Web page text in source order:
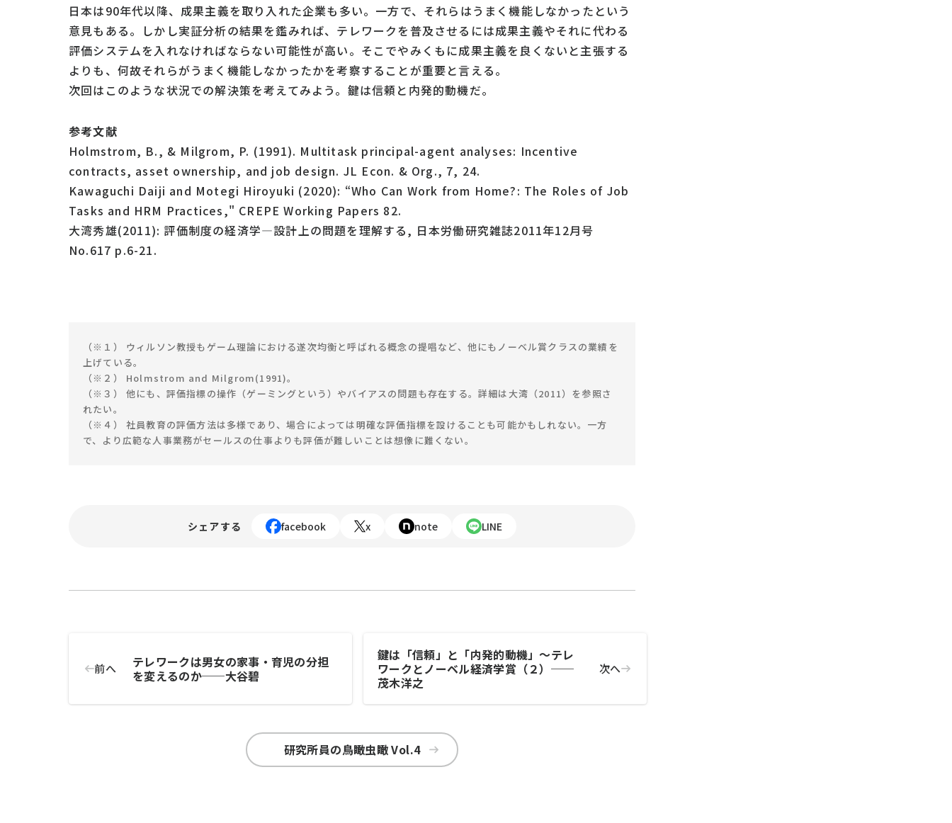
日本は90年代以降、成果主義を取り入れた企業も多い。一方で、それらはうまく機能しなかったという
意見もある。しかし実証分析の結果を鑑みれば、テレワークを普及させるには成果主義やそれに代わる
評価システムを入れなければならない可能性が高い。そこでやみくもに成果主義を良くないと主張する
よりも、何故それらがうまく機能しなかったかを考察することが重要と言える。
次回はこのような状況での解決策を考えてみよう。鍵は信頼と内発的動機だ。
参考文献
Holmstrom, B., & Milgrom, P. (1991). Multitask principal-agent analyses: Incentive
contracts, asset ownership, and job design. JL Econ. & Org., 7, 24.
Kawaguchi Daiji and Motegi Hiroyuki (2020): “Who Can Work from Home?: The Roles of Job
Tasks and HRM Practices," CREPE Working Papers 82.
大湾秀雄(2011): 評価制度の経済学―設計上の問題を理解する, 日本労働研究雑誌2011年12月号
No.617 p.6-21.
（※１） ウィルソン教授もゲーム理論における遂次均衡と呼ばれる概念の提唱など、他にもノーベル賞クラスの業績を
上げている。
（※２） Holmstrom and Milgrom(1991)。
（※３） 他にも、評価指標の操作（ゲーミングという）やバイアスの問題も存在する。詳細は大湾（2011）を参照さ
れたい。
（※４） 社員教育の評価方法は多様であり、場合によっては明確な評価指標を設けることも可能かもしれない。一方
で、より広範な人事業務がセールスの仕事よりも評価が難しいことは想像に難くない。
シェアする facebook x note LINE
前へ
テレワークは男女の家事・育児の分担
を変えるのか──大谷碧
次へ
鍵は「信頼」と「内発的動機」～テレ
ワークとノーベル経済学賞（２）──
茂木洋之
研究所員の鳥瞰虫瞰 Vol.4